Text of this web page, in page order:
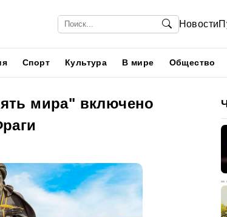
Новости
Спорт Культура В мире Общество
мира" включено